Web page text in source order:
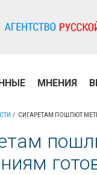
МНЕНИЯ
СИГАРЕТАМ ПОШЛЮТ